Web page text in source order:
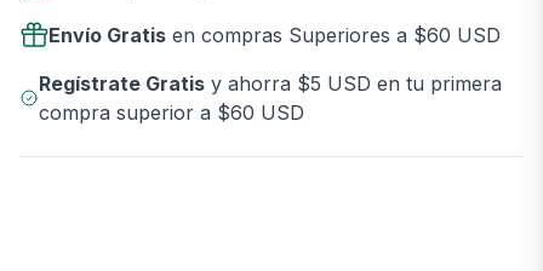
Envío Gratis en compras Superiores a $60 USD
Regístrate Gratisy ahorra $5 USD en tu primera
compra superior a $60 USD